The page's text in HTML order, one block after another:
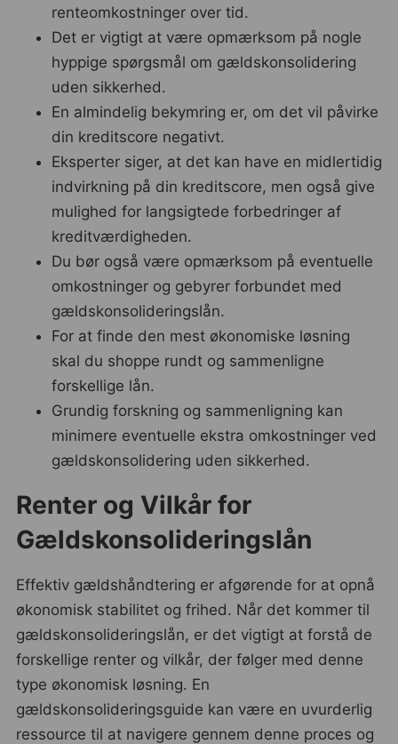
renteomkostninger over tid.
Det er vigtigt at være opmærksom på nogle
hyppige spørgsmål om gældskonsolidering
uden sikkerhed.
En almindelig bekymring er, om det vil påvirke
din kreditscore negativt.
Eksperter siger, at det kan have en midlertidig
indvirkning på din kreditscore, men også give
mulighed for langsigtede forbedringer af
kreditværdigheden.
Du bør også være opmærksom på eventuelle
omkostninger og gebyrer forbundet med
gældskonsolideringslån.
For at finde den mest økonomiske løsning
skal du shoppe rundt og sammenligne
forskellige lån.
Grundig forskning og sammenligning kan
minimere eventuelle ekstra omkostninger ved
gældskonsolidering uden sikkerhed.
Renter og Vilkår for
Gældskonsolideringslån
Effektiv gældshåndtering er afgørende for at opnå
økonomisk stabilitet og frihed. Når det kommer til
gældskonsolideringslån, er det vigtigt at forstå de
forskellige renter og vilkår, der følger med denne
type økonomisk løsning. En
gældskonsolideringsguide kan være en uvurderlig
ressource til at navigere gennem denne proces og